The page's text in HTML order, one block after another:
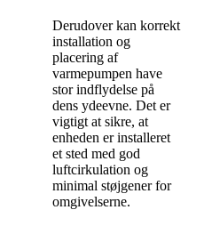
Derudover kan korrekt
installation og
placering af
varmepumpen have
stor indflydelse på
dens ydeevne. Det er
vigtigt at sikre, at
enheden er installeret
et sted med god
luftcirkulation og
minimal støjgener for
omgivelserne.